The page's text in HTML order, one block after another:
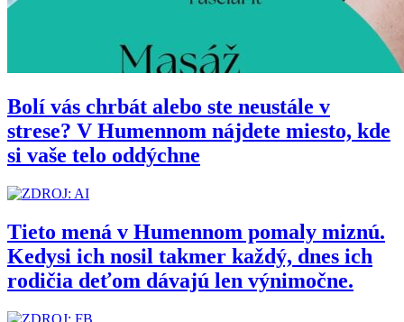
Bolí vás chrbát alebo ste neustále v
strese? V Humennom nájdete miesto, kde
si vaše telo oddýchne
Tieto mená v Humennom pomaly miznú.
Kedysi ich nosil takmer každý, dnes ich
rodičia deťom dávajú len výnimočne.